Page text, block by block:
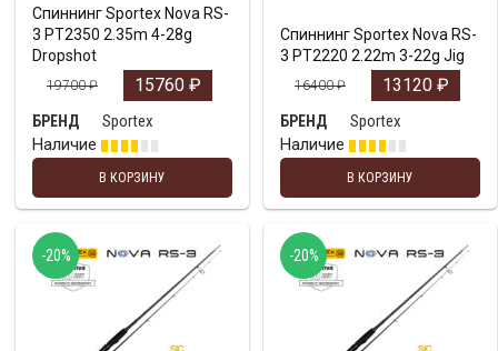
Спиннинг Sportex Nova RS-
3 PT2350 2.35m 4-28g
Dropshot
19700₽ 15760 ₽
БРЕНД
Sportex
Наличие
В КОРЗИНУ
Спиннинг Sportex Nova RS-
3 PT2220 2.22m 3-22g Jig
16400₽ 13120 ₽
БРЕНД
Sportex
Наличие
В КОРЗИНУ
-20% -20%